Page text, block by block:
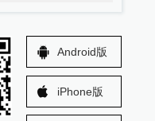
Android版
iPhone版